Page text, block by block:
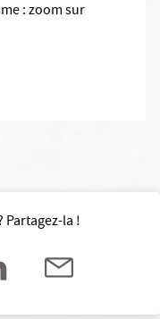
: zoom sur
Partagez-la !